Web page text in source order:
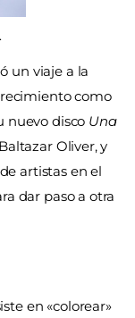
un viaje a la
como
nuevo disco Una
Oliver, y
artistas en el
dar paso a otra
en «colorear»